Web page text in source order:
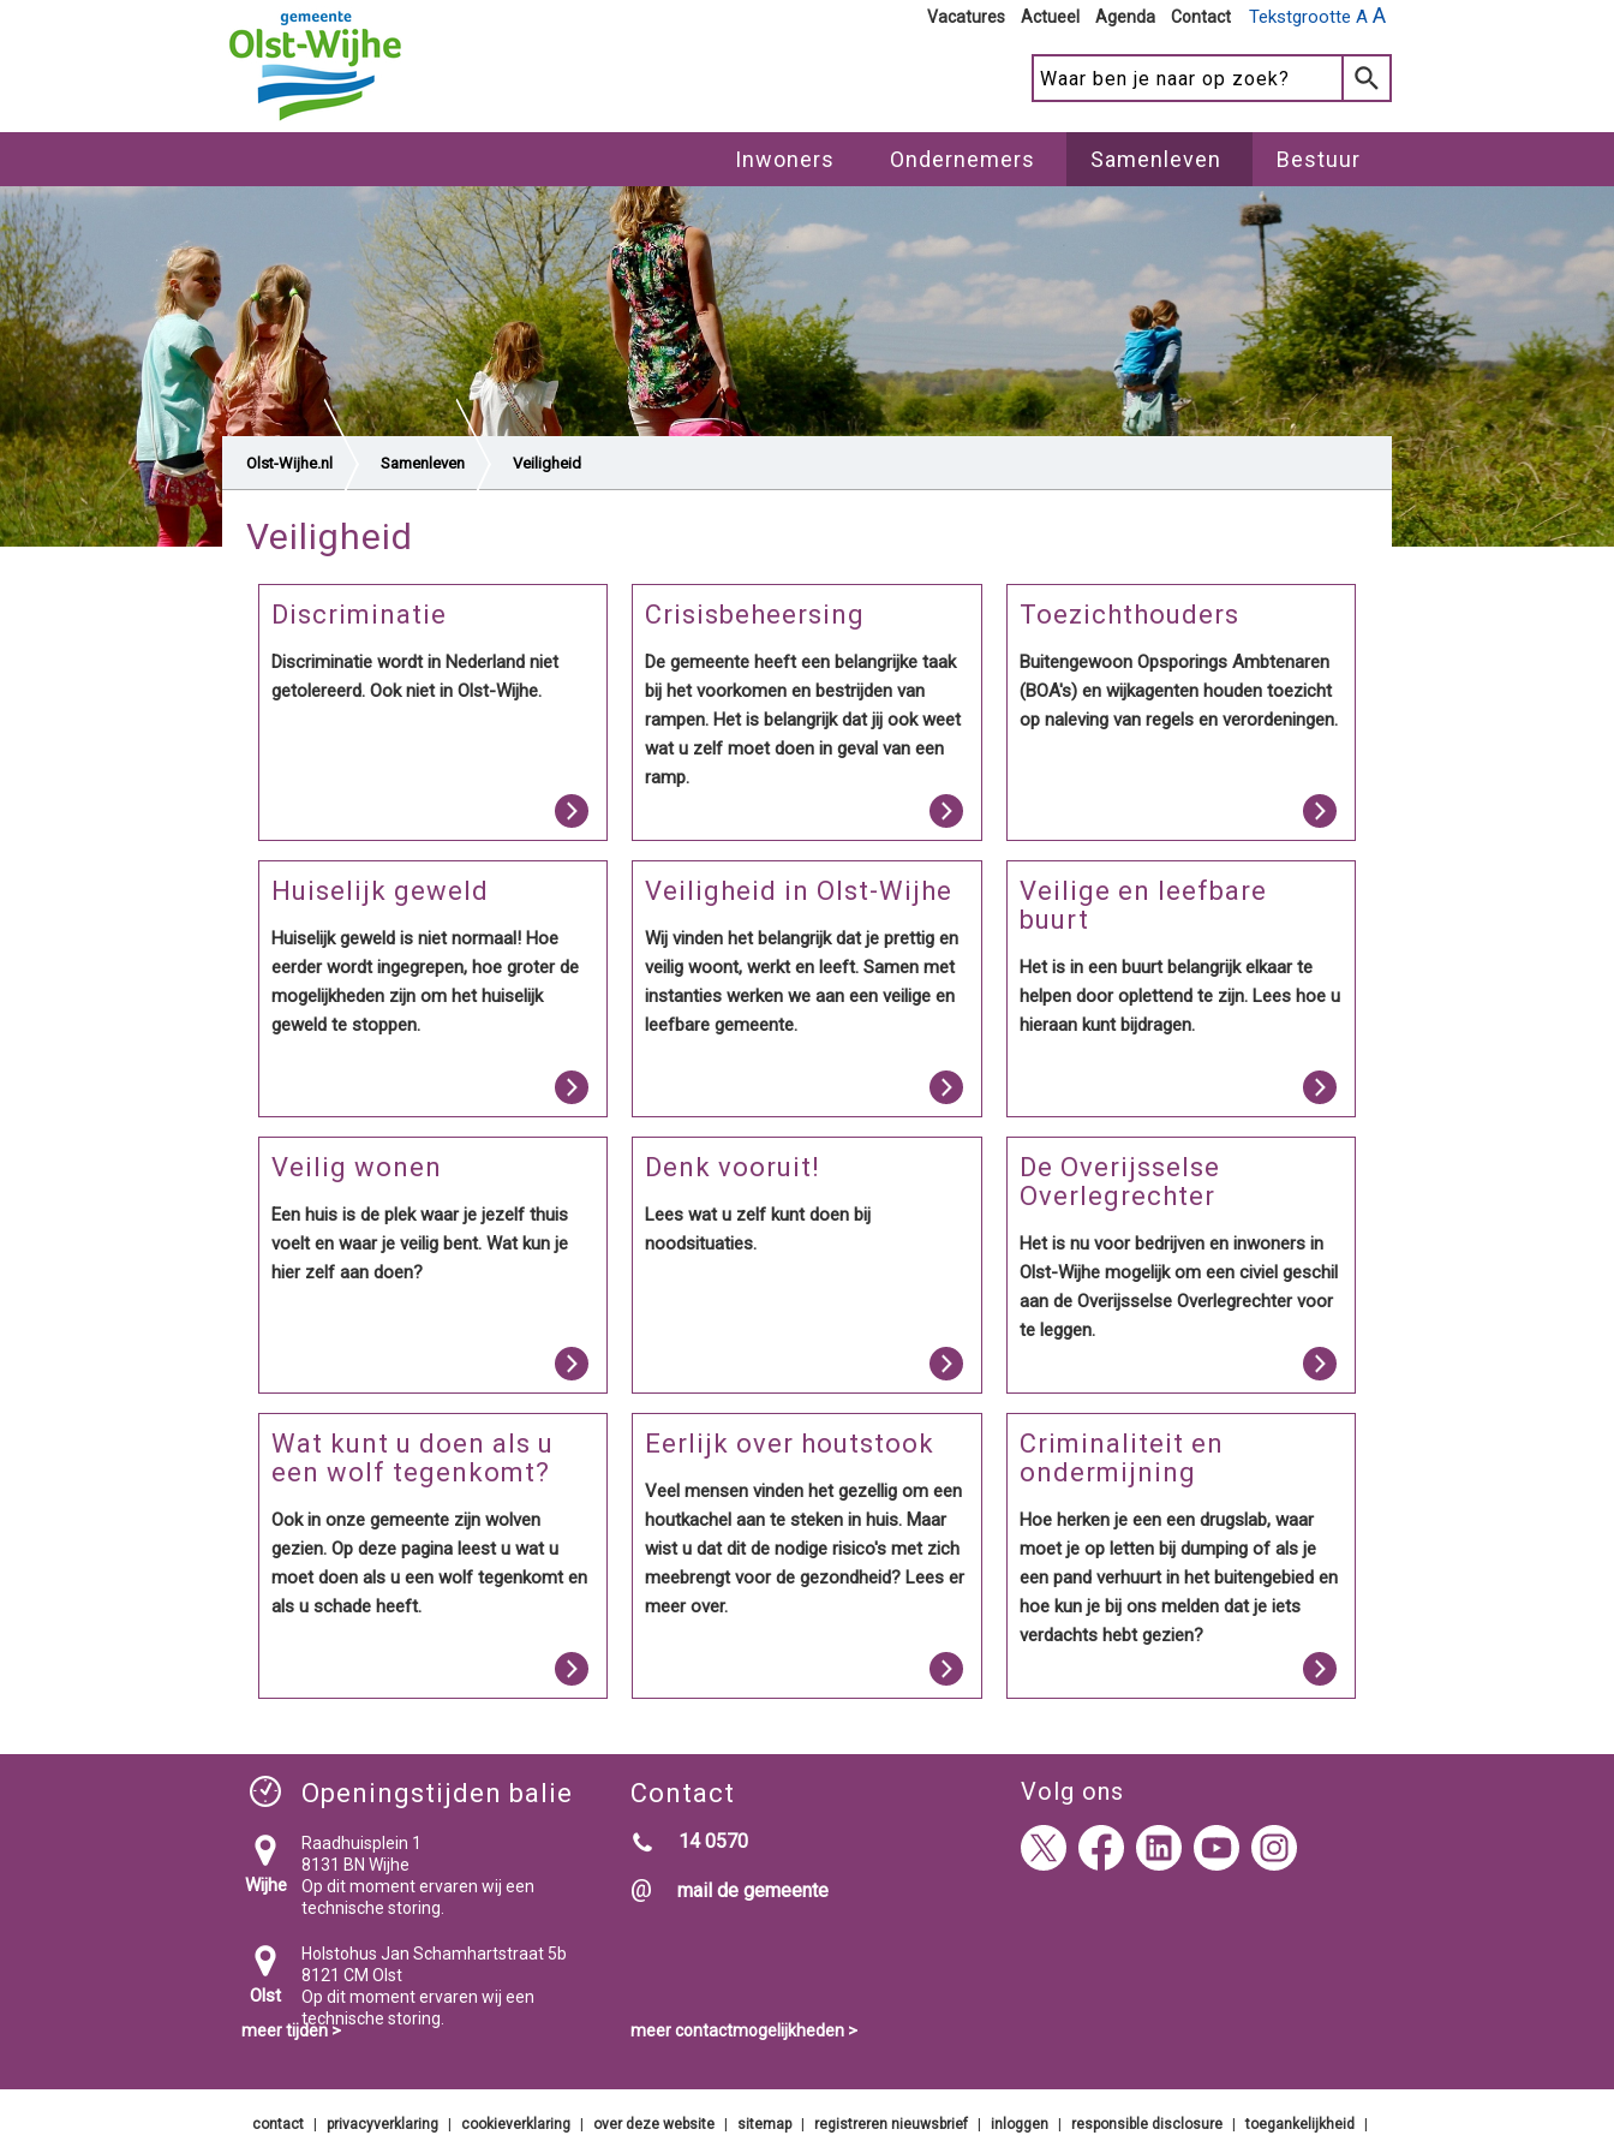
Tekstgrootte A A
Vacatures Actueel Agenda Contact
Inwoners Ondernemers Samenleven Bestuur
Olst-Wijhe.nl Samenleven Veiligheid
Veiligheid
Discriminatie
Discriminatie wordt in Nederland niet
getolereerd. Ook niet in Olst-Wijhe.
Crisisbeheersing
De gemeente heeft een belangrijke taak
bij het voorkomen en bestrijden van
rampen. Het is belangrijk dat jij ook weet
wat u zelf moet doen in geval van een
ramp.
Toezichthouders
Buitengewoon Opsporings Ambtenaren
(BOA's) en wijkagenten houden toezicht
op naleving van regels en verordeningen.
Huiselijk geweld
Huiselijk geweld is niet normaal! Hoe
eerder wordt ingegrepen, hoe groter de
mogelijkheden zijn om het huiselijk
geweld te stoppen.
Veiligheid in Olst-Wijhe
Wij vinden het belangrijk dat je prettig en
veilig woont, werkt en leeft. Samen met
instanties werken we aan een veilige en
leefbare gemeente.
Veilige en leefbare
buurt
Het is in een buurt belangrijk elkaar te
helpen door oplettend te zijn. Lees hoe u
hieraan kunt bijdragen.
Veilig wonen
Een huis is de plek waar je jezelf thuis
voelt en waar je veilig bent. Wat kun je
hier zelf aan doen?
Denk vooruit!
Lees wat u zelf kunt doen bij
noodsituaties.
De Overijsselse
Overlegrechter
Het is nu voor bedrijven en inwoners in
Olst-Wijhe mogelijk om een civiel geschil
aan de Overijsselse Overlegrechter voor
te leggen.
Wat kunt u doen als u
een wolf tegenkomt?
Ook in onze gemeente zijn wolven
gezien. Op deze pagina leest u wat u
moet doen als u een wolf tegenkomt en
als u schade heeft.
Eerlijk over houtstook
Veel mensen vinden het gezellig om een
houtkachel aan te steken in huis. Maar
wist u dat dit de nodige risico's met zich
meebrengt voor de gezondheid? Lees er
meer over.
Criminaliteit en
ondermijning
Hoe herken je een een drugslab, waar
moet je op letten bij dumping of als je
een pand verhuurt in het buitengebied en
hoe kun je bij ons melden dat je iets
verdachts hebt gezien?
Openingstijden balie
Wijhe
Raadhuisplein 1
8131 BN Wijhe
Op dit moment ervaren wij een
technische storing.
Olst
Holstohus Jan Schamhartstraat 5b
8121 CM Olst
Op dit moment ervaren wij een
technische storing.
meer tijden >
Contact
14 0570
mail de gemeente
meer contactmogelijkheden >
Volg ons
contact privacyverklaring cookieverklaring over deze website sitemap registreren nieuwsbrief inloggen responsible disclosure toegankelijkheid